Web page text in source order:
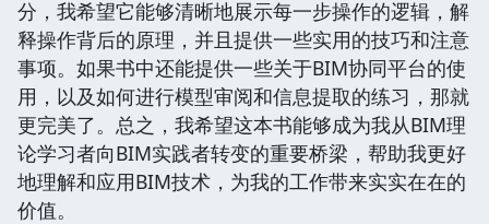
分，我希望它能够清晰地展示每一步操作的逻辑，解
释操作背后的原理，并且提供一些实用的技巧和注意
事项。如果书中还能提供一些关于BIM协同平台的使
用，以及如何进行模型审阅和信息提取的练习，那就
更完美了。总之，我希望这本书能够成为我从BIM理
论学习者向BIM实践者转变的重要桥梁，帮助我更好
地理解和应用BIM技术，为我的工作带来实实在在的
价值。